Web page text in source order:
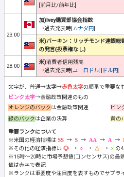
[前月比/前年比]
23:00
加)Ivey購買部協会指数
→過去発表時[カナダ円]
米)バーキン：リッチモンド連銀総
の発言(投票権なし)
28:00
米)消費者信用残高
→過去発表時[ユーロドル][ ドル円]
文字が、普通→太字→赤色太字の順番で重要な
ピンク太字→金融政策関連のもの
オレンジのバックは金融政策関連 ピン
緑のバックは企業の決算 黄の
重要ランクについて
※米国の経済指標は
→ → → →
※その他の経済指標は
→ → →
の
※15時～20時に市場予想値(コンセンサス)の最
値は赤字で表記
※ランクは重要度や注目度を表すものでサプラ